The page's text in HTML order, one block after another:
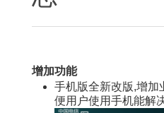
增加功能
手机版全新改版,增加
便用户使用手机能解